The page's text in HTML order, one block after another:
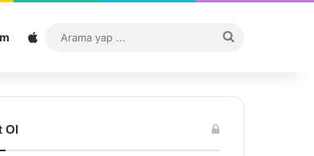
Sitemap
...
Ol